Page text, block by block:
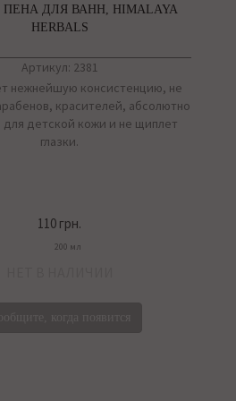
ДЛЯ ВАНН, HIMALAYA
HERBALS
Артикул: 2381
нежнейшую консистенцию, не
красителей, абсолютно
для детской кожи и не щиплет
глазки.
110 грн.
200 мл